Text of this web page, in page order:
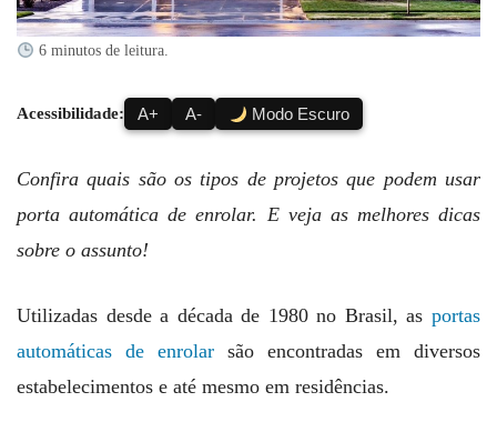
6 minutos de leitura.
Acessibilidade: A+ A- Modo Escuro
Confira quais são os tipos de projetos que podem usar
porta automática de enrolar. E veja as melhores dicas
sobre o assunto!
Utilizadas desde a década de 1980 no Brasil, as portas
automáticas de enrolar são encontradas em diversos
estabelecimentos e até mesmo em residências.